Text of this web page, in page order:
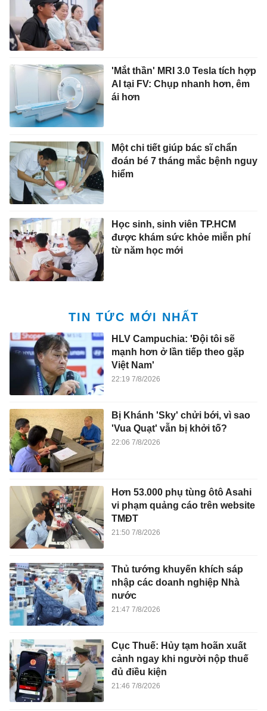
'Mắt thần' MRI 3.0 Tesla tích hợp
AI tại FV: Chụp nhanh hơn, êm
ái hơn
Một chi tiết giúp bác sĩ chẩn
đoán bé 7 tháng mắc bệnh nguy
hiểm
Học sinh, sinh viên TP.HCM
được khám sức khỏe miễn phí
từ năm học mới
TIN TỨC MỚI NHẤT
HLV Campuchia: 'Đội tôi sẽ
mạnh hơn ở lần tiếp theo gặp
Việt Nam'
22:19 7/8/2026
Bị Khánh 'Sky' chửi bới, vì sao
'Vua Quạt' vẫn bị khởi tố?
22:06 7/8/2026
Hơn 53.000 phụ tùng ôtô Asahi
vi phạm quảng cáo trên website
TMĐT
21:50 7/8/2026
Thủ tướng khuyến khích sáp
nhập các doanh nghiệp Nhà
nước
21:47 7/8/2026
Cục Thuế: Hủy tạm hoãn xuất
cảnh ngay khi người nộp thuế
đủ điều kiện
21:46 7/8/2026